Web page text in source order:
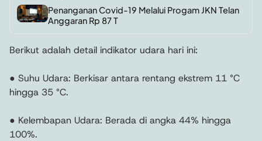
Penanganan Covid-19 Melalui Progam JKN Telan
Anggaran Rp 87 T
Berikut adalah detail indikator udara hari ini:
● Suhu Udara: Berkisar antara rentang ekstrem 11 °C
hingga 35 °C.
● Kelembapan Udara: Berada di angka 44% hingga
100%.